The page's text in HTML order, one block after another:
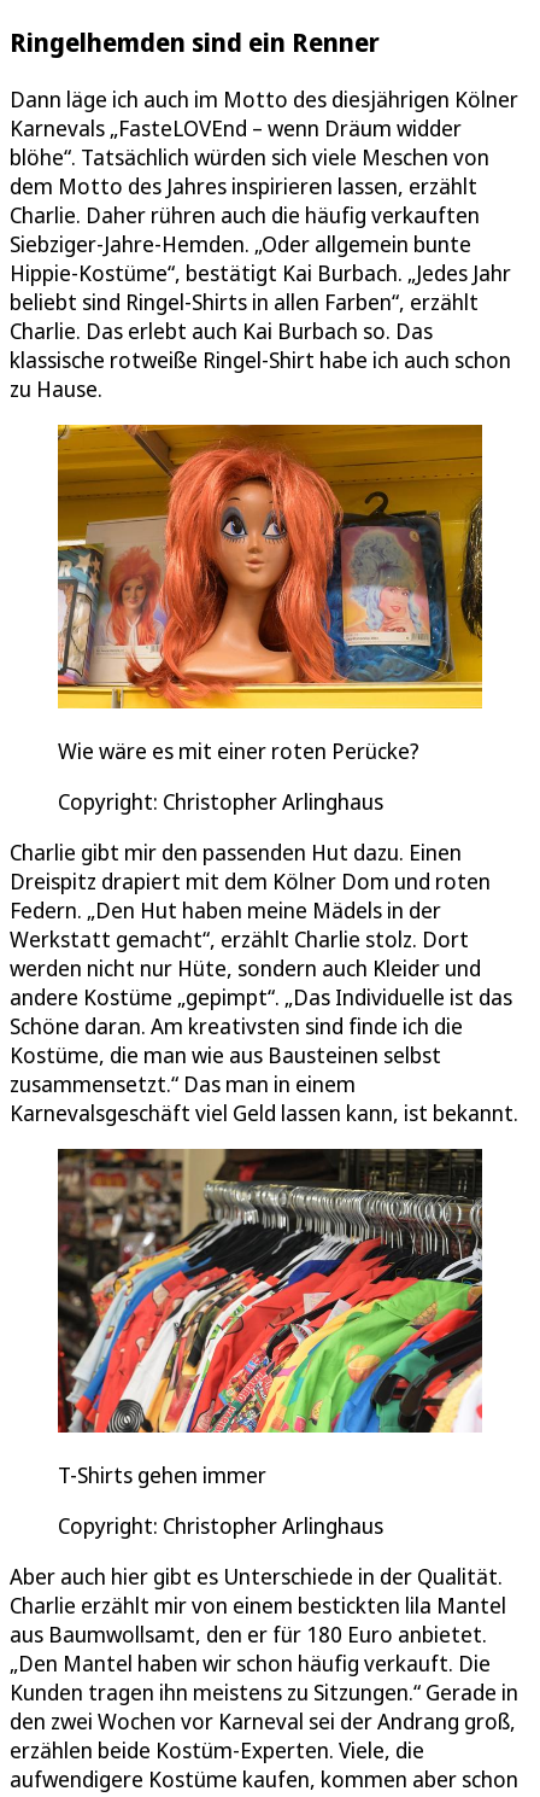
Ringelhemden sind ein Renner
Dann läge ich auch im Motto des diesjährigen Kölner
Karnevals „FasteLOVEnd – wenn Dräum widder
blöhe“. Tatsächlich würden sich viele Meschen von
dem Motto des Jahres inspirieren lassen, erzählt
Charlie. Daher rühren auch die häufig verkauften
Siebziger-Jahre-Hemden. „Oder allgemein bunte
Hippie-Kostüme“, bestätigt Kai Burbach. „Jedes Jahr
beliebt sind Ringel-Shirts in allen Farben“, erzählt
Charlie. Das erlebt auch Kai Burbach so. Das
klassische rotweiße Ringel-Shirt habe ich auch schon
zu Hause.
Wie wäre es mit einer roten Perücke?
Copyright: Christopher Arlinghaus
Charlie gibt mir den passenden Hut dazu. Einen
Dreispitz drapiert mit dem Kölner Dom und roten
Federn. „Den Hut haben meine Mädels in der
Werkstatt gemacht“, erzählt Charlie stolz. Dort
werden nicht nur Hüte, sondern auch Kleider und
andere Kostüme „gepimpt“. „Das Individuelle ist das
Schöne daran. Am kreativsten sind finde ich die
Kostüme, die man wie aus Bausteinen selbst
zusammensetzt.“ Das man in einem
Karnevalsgeschäft viel Geld lassen kann, ist bekannt.
T-Shirts gehen immer
Copyright: Christopher Arlinghaus
Aber auch hier gibt es Unterschiede in der Qualität.
Charlie erzählt mir von einem bestickten lila Mantel
aus Baumwollsamt, den er für 180 Euro anbietet.
„Den Mantel haben wir schon häufig verkauft. Die
Kunden tragen ihn meistens zu Sitzungen.“ Gerade in
den zwei Wochen vor Karneval sei der Andrang groß,
erzählen beide Kostüm-Experten. Viele, die
aufwendigere Kostüme kaufen, kommen aber schon